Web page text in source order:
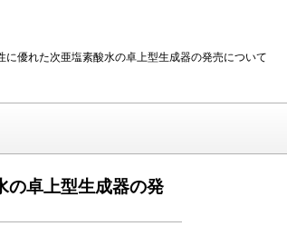
優れた次亜塩素酸水の卓上型生成器の発売について
の卓上型生成器の発